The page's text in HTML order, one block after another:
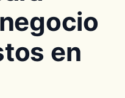
en